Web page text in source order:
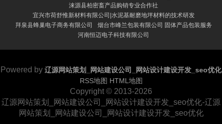
涞源县柏密畜产品购销专业合作社
宜兴市荷舒惟新材料有限公司|水泥基耐磨地坪材料的技术研发
拜泉县蜂巢电子商务有限公司
烟台市峰兰包装有限公司 固体产品包装服务
河南恒迈电子科技有限公司
Powered by 辽源网站策划_网站建设公司_网站设计建设开发_seo优化
RSS地图 HTML地图
Copyright © 2013-2026
辽源网站策划_网站建设公司_网站设计建设开发_seo优化-辽源
网站策划_网站建设公司_网站设计建设开发_seo优化